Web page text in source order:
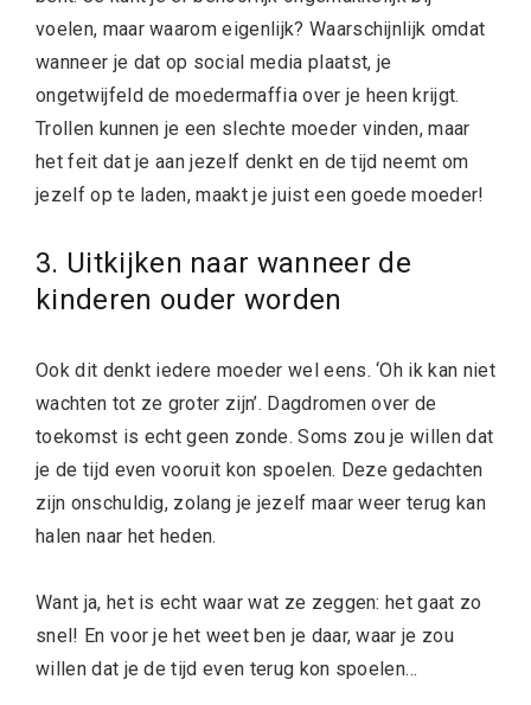
voelen, maar waarom eigenlijk? Waarschijnlijk omdat
wanneer je dat op social media plaatst, je
ongetwijfeld de moedermaffia over je heen krijgt.
Trollen kunnen je een slechte moeder vinden, maar
het feit dat je aan jezelf denkt en de tijd neemt om
jezelf op te laden, maakt je juist een goede moeder!
3. Uitkijken naar wanneer de
kinderen ouder worden
Ook dit denkt iedere moeder wel eens. ‘Oh ik kan niet
wachten tot ze groter zijn’. Dagdromen over de
toekomst is echt geen zonde. Soms zou je willen dat
je de tijd even vooruit kon spoelen. Deze gedachten
zijn onschuldig, zolang je jezelf maar weer terug kan
halen naar het heden.
Want ja, het is echt waar wat ze zeggen: het gaat zo
snel! En voor je het weet ben je daar, waar je zou
willen dat je de tijd even terug kon spoelen…